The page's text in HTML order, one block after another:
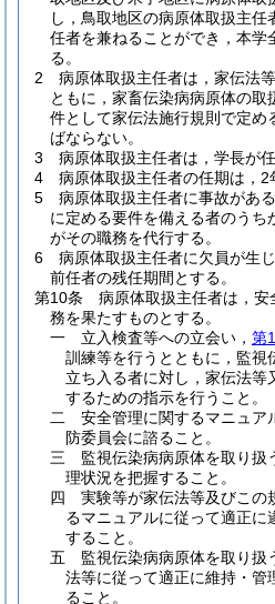
し，鳥取地区の病原体取扱主
任者を兼ねることができ，本学
る。
2
病原体取扱主任者は，家伝法
ともに，家畜伝染病病原体の
件として家伝法施行規則で定め
ばならない。
3
病原体取扱主任者は，学長が任
4
病原体取扱主任者の任期は，2
5
病原体取扱主任者に事故があ
に定める要件を備える者のうち
がその職務を代行する。
6
病原体取扱主任者に欠員が生
前任者の残任期間とする。
第10条
病原体取扱主任者は，
務を果たすものとする。
一
立入検査等への立会い， 第
訓練等を行うとともに，監視
立ち入る者に対し，家伝法等
するための指示を行うこと。
二
安全管理に関するマニュア
防委員会に諮ること。
三
監視伝染病病原体を取り扱
理状況を把握すること。
四
実験等が家伝法等及びこの
るマニュアルに従って適正に
すること。
五
監視伝染病病原体を取り扱
法等に従って適正に維持・管
ること。